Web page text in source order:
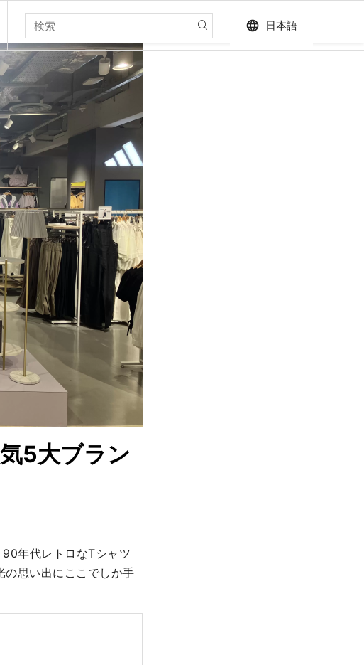
language 日本語
5大ブラン
年代レトロなTシャツ
の思い出にここでしか手